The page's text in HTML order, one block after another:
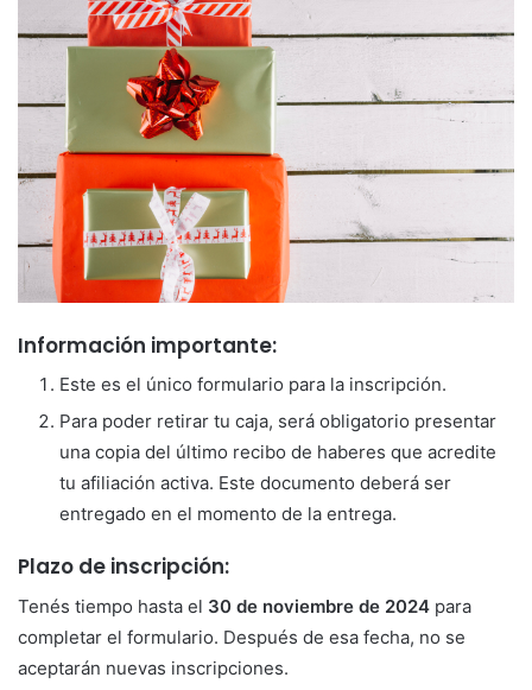
Información importante:
Este es el único formulario para la inscripción.
Para poder retirar tu caja, será obligatorio presentar
una copia del último recibo de haberes que acredite
tu afiliación activa. Este documento deberá ser
entregado en el momento de la entrega.
Plazo de inscripción:
Tenés tiempo hasta el 30 de noviembre de 2024 para
completar el formulario. Después de esa fecha, no se
aceptarán nuevas inscripciones.